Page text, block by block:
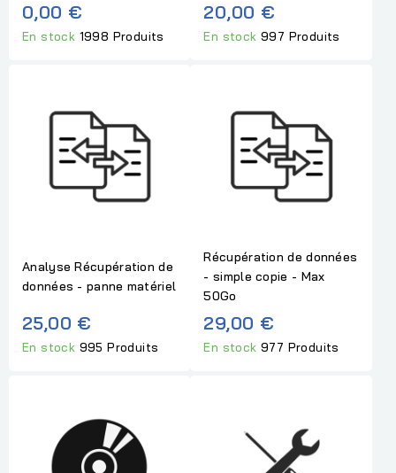
0,00 €
En stock 1998 Produits
20,00 €
En stock997 Produits
Analyse Récupération de
données - panne matériel
25,00 €
En stock 995 Produits
Récupération de données
- simple copie - Max
50Go
29,00 €
En stock977 Produits